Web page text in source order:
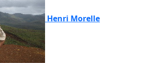
Henri Morelle